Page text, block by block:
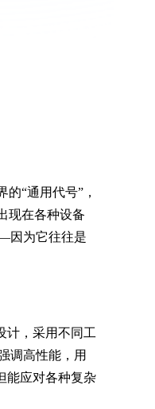
“通用代号”，
现在各种设备
因为它往往是
计，采用不同工
调高性能，用
能应对各种复杂